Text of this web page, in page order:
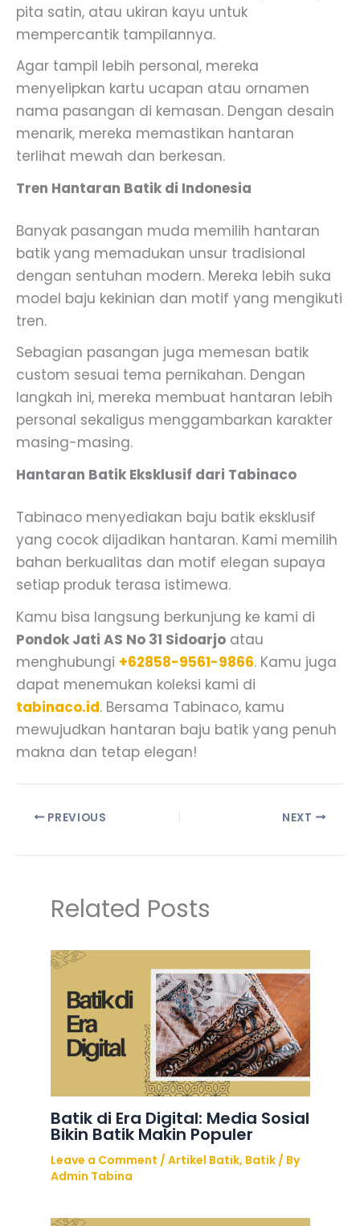
pita satin, atau ukiran kayu untuk
mempercantik tampilannya.
Agar tampil lebih personal, mereka
menyelipkan kartu ucapan atau ornamen
nama pasangan di kemasan. Dengan desain
menarik, mereka memastikan hantaran
terlihat mewah dan berkesan.
Tren Hantaran Batik di Indonesia
Banyak pasangan muda memilih hantaran
batik yang memadukan unsur tradisional
dengan sentuhan modern. Mereka lebih suka
model baju kekinian dan motif yang mengikuti
tren.
Sebagian pasangan juga memesan batik
custom sesuai tema pernikahan. Dengan
langkah ini, mereka membuat hantaran lebih
personal sekaligus menggambarkan karakter
masing-masing.
Hantaran Batik Eksklusif dari Tabinaco
Tabinaco menyediakan baju batik eksklusif
yang cocok dijadikan hantaran. Kami memilih
bahan berkualitas dan motif elegan supaya
setiap produk terasa istimewa.
Kamu bisa langsung berkunjung ke kami di
Pondok Jati AS No 31 Sidoarjo atau
menghubungi +62858-9561-9866. Kamu juga
dapat menemukan koleksi kami di
tabinaco.id. Bersama Tabinaco, kamu
mewujudkan hantaran baju batik yang penuh
makna dan tetap elegan!
PREVIOUS NEXT
Related Posts
Batik di Era Digital: Media Sosial
Bikin Batik Makin Populer
Leave a Comment /Artikel Batik, Batik/ By
Admin Tabina